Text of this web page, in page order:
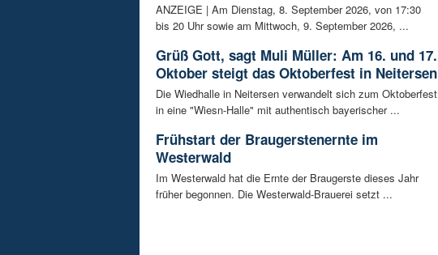
ANZEIGE | Am Dienstag, 8. September 2026, von 17:30
bis 20 Uhr sowie am Mittwoch, 9. September 2026, ...
Grüß Gott, sagt Muli Müller: Am 16. und 17.
Oktober steigt das Oktoberfest in Neitersen
Die Wiedhalle in Neitersen verwandelt sich zum Oktoberfest
in eine "Wiesn-Halle" mit authentisch bayerischer ...
Frühstart der Braugerstenernte im
Westerwald
Im Westerwald hat die Ernte der Braugerste dieses Jahr
früher begonnen. Die Westerwald-Brauerei setzt ...